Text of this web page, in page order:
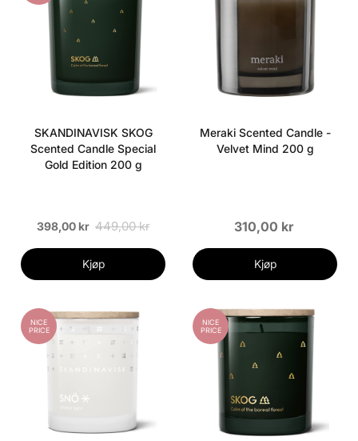
SKANDINAVISK SKOG
Scented Candle Special
Gold Edition 200 g
398,00 kr 449,00 kr
Kjøp
Meraki Scented Candle -
Velvet Mind 200 g
310,00 kr
Kjøp
NICE
PRICE
NICE
PRICE